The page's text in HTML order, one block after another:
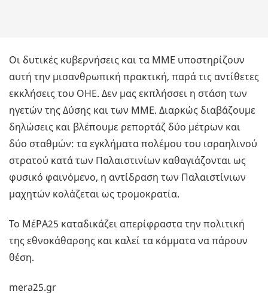
Οι δυτικές κυβερνήσεις και τα ΜΜΕ υποστηρίζουν
αυτή την μισανθρωπική πρακτική, παρά τις αντίθετες
εκκλήσεις του ΟΗΕ. Δεν μας εκπλήσσει η στάση των
ηγετών της Δύσης και των ΜΜΕ. Διαρκώς διαβάζουμε
δηλώσεις και βλέπουμε ρεπορτάζ δύο μέτρων και
δύο σταθμών: τα εγκλήματα πολέμου του ισραηλινού
στρατού κατά των Παλαιστινίων καθαγιάζονται ως
φυσικό φαινόμενο, η αντίδραση των Παλαιστίνιων
μαχητών κολάζεται ως τρομοκρατία.
Το ΜέΡΑ25 καταδικάζει απερίφραστα την πολιτική
της εθνοκάθαρσης και καλεί τα κόμματα να πάρουν
θέση.
mera25.gr